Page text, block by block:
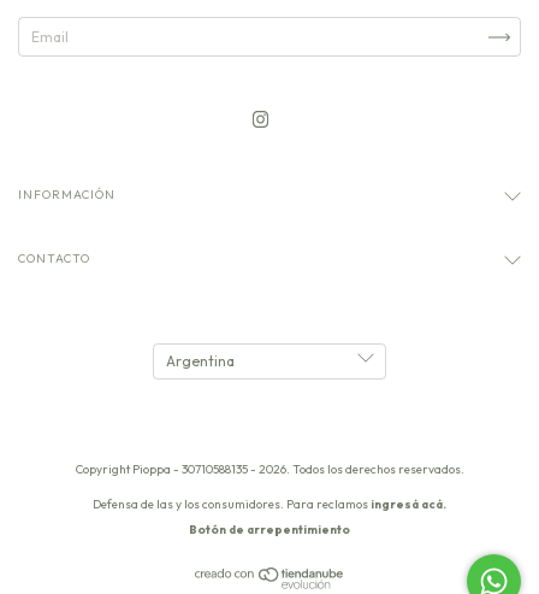
INFORMACIÓN
CONTACTO
Copyright Pioppa - 30710588135 - 2026. Todos los derechos reservados.
Defensa de las y los consumidores. Para reclamos ingresá acá.
Botón de arrepentimiento